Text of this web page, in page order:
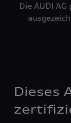
Die AUDI
Dieses